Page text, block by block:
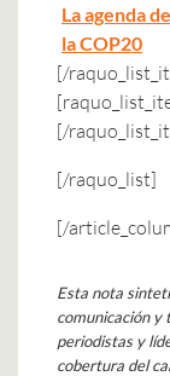
La agenda
la COP20
[/
[/
[/raquo_list]
[/
Esta nota
comunicación y
periodistas y
cobertura del